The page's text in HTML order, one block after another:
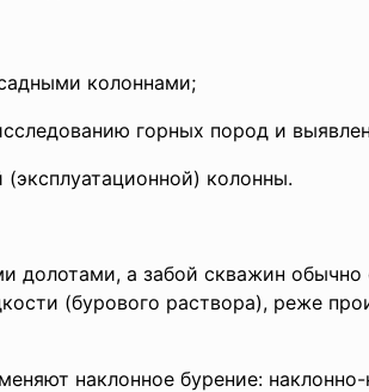
колоннами;
горных пород и
колонны.
долотами, а забой скважин
(бурового раствора), реже
наклонное бурение: